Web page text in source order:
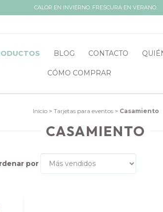
CALOR EN INVIERNO. FRESCURA EN VERANO.
BLOG CONTACTO
CÓMO COMPRAR
Inicio > Tarjetas para eventos > Casamiento
CASAMIENTO
por